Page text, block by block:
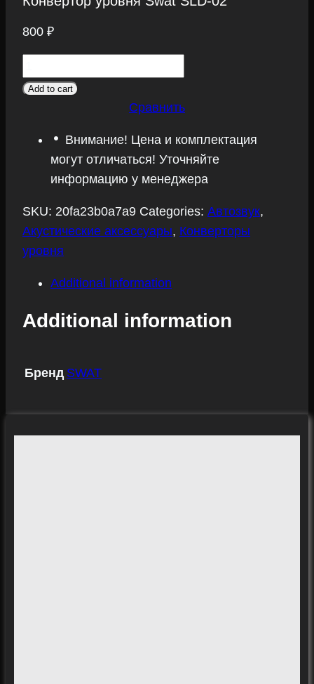
800 ₽
уровня
quantity
Add to cart
Сравнить
Внимание! Цена и комплектация
могут отличаться! Уточняйте
информацию у менеджера
SKU: 20fa23b0a7a9 Categories: Автозвук,
Акустические аксессуары, Конверторы
уровня
Additional information
Additional information
Бренд SWAT